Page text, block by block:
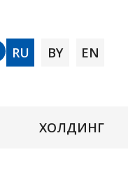
RU BY EN
ХОЛДИНГ